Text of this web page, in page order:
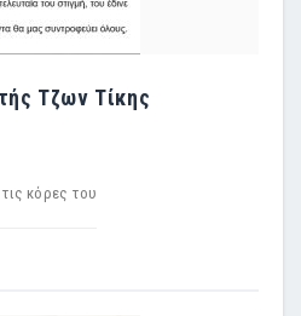
Τζων Τίκης
κόρες του